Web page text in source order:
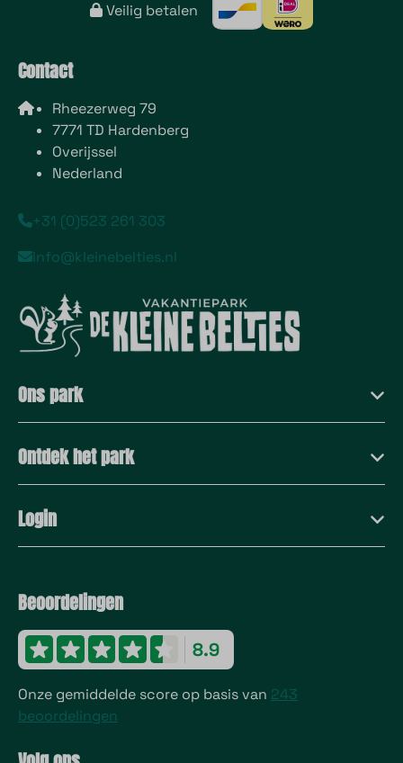
Veilig betalen
Contact
Rheezerweg 79
7771 TD Hardenberg
Overijssel
Nederland
+31 (0)523 261 303
info@kleinebelties.nl
Ons park
Ontdek het park
Login
Beoordelingen
8.9
Onze gemiddelde score op basis van 243
beoordelingen